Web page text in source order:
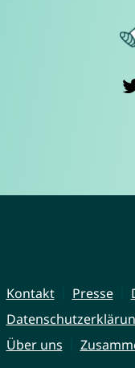
Kontakt Presse
Über uns